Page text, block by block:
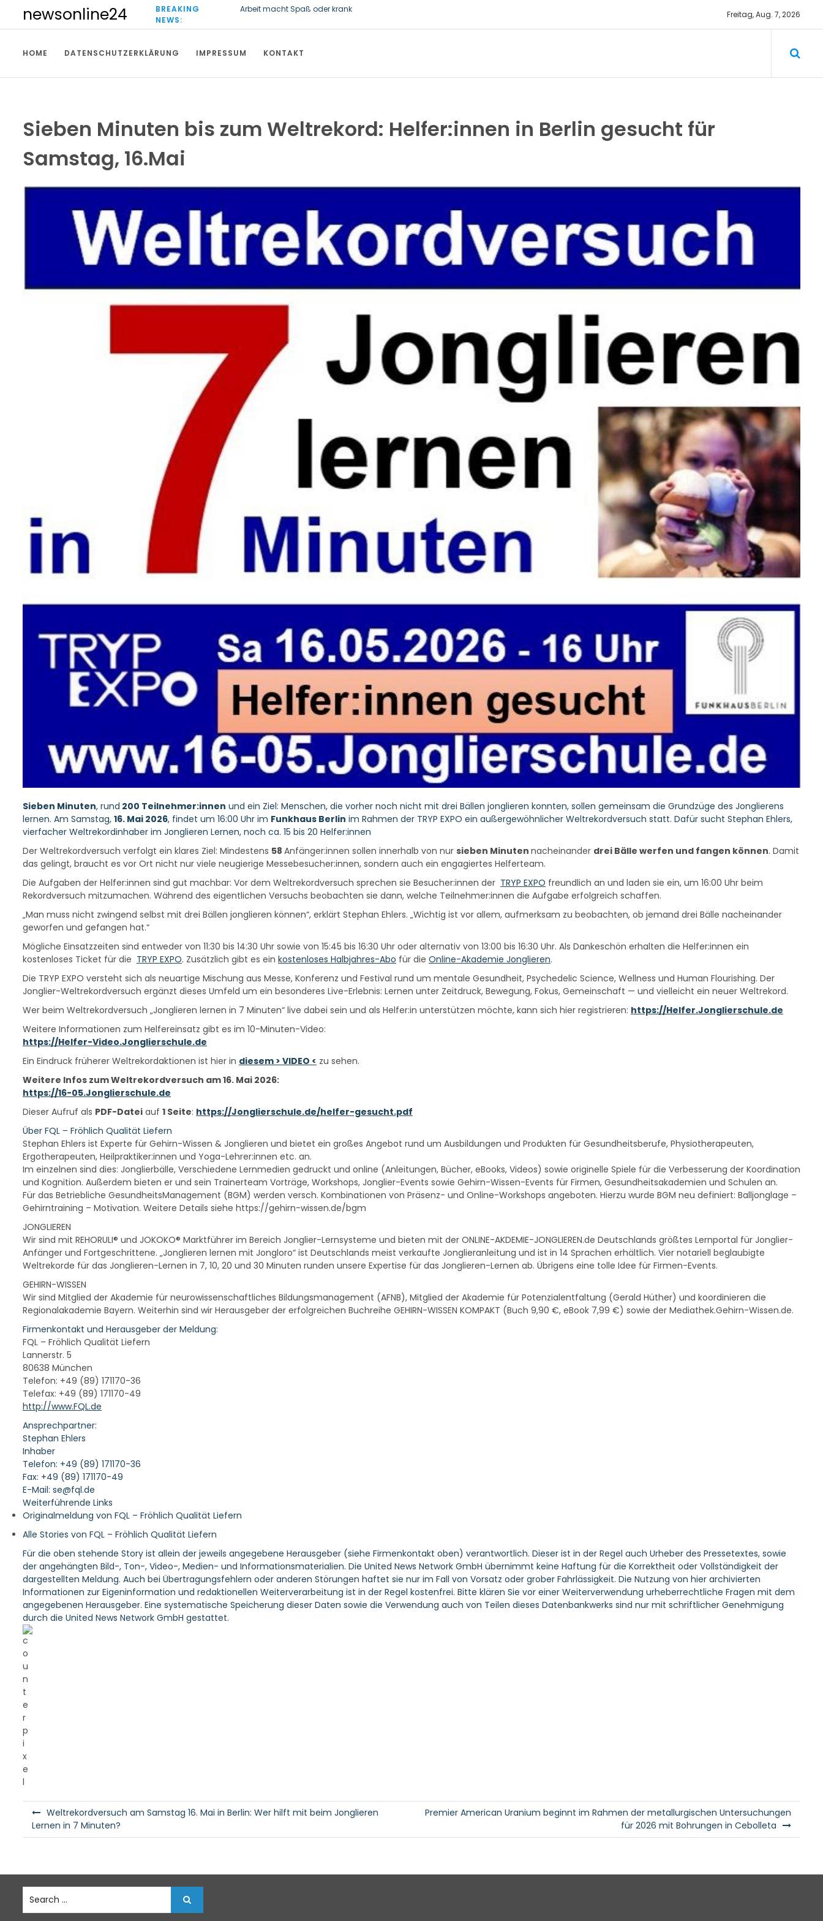
i
newsonline24
BREAKING
NEWS:
Arbeit macht Spaß oder krank
Freiburg
Freitag, Aug. 7, 2026
HOME DATENSCHUTZERKLÄRUNG IMPRESSUM KONTAKT
Sieben Minuten bis zum Weltrekord: Helfer:innen in Berlin gesucht für
Samstag, 16.Mai
Sieben Minuten, rund 200 Teilnehmer:innen und ein Ziel: Menschen, die vorher noch nicht mit drei Bällen jonglieren konnten, sollen gemeinsam die Grundzüge des Jonglierens
lernen. Am Samstag, 16. Mai 2026, findet um 16:00 Uhr im Funkhaus Berlin im Rahmen der TRYP EXPO ein außergewöhnlicher Weltrekordversuch statt. Dafür sucht Stephan Ehlers,
vierfacher Weltrekordinhaber im Jonglieren Lernen, noch ca. 15 bis 20 Helfer:innen
Der Weltrekordversuch verfolgt ein klares Ziel: Mindestens 58 Anfänger:innen sollen innerhalb von nur sieben Minuten nacheinander drei Bälle werfen und fangen können. Damit
das gelingt, braucht es vor Ort nicht nur viele neugierige Messebesucher:innen, sondern auch ein engagiertes Helferteam.
Die Aufgaben der Helfer:innen sind gut machbar: Vor dem Weltrekordversuch sprechen sie Besucher:innen der TRYP EXPO freundlich an und laden sie ein, um 16:00 Uhr beim
Rekordversuch mitzumachen. Während des eigentlichen Versuchs beobachten sie dann, welche Teilnehmer:innen die Aufgabe erfolgreich schaffen.
„Man muss nicht zwingend selbst mit drei Bällen jonglieren können“, erklärt Stephan Ehlers. „Wichtig ist vor allem, aufmerksam zu beobachten, ob jemand drei Bälle nacheinander
geworfen und gefangen hat.“
Mögliche Einsatzzeiten sind entweder von 11:30 bis 14:30 Uhr sowie von 15:45 bis 16:30 Uhr oder alternativ von 13:00 bis 16:30 Uhr. Als Dankeschön erhalten die Helfer:innen ein
kostenloses Ticket für die TRYP EXPO. Zusätzlich gibt es ein kostenloses Halbjahres-Abo für die Online-Akademie Jonglieren.
Die TRYP EXPO versteht sich als neuartige Mischung aus Messe, Konferenz und Festival rund um mentale Gesundheit, Psychedelic Science, Wellness und Human Flourishing. Der
Jonglier-Weltrekordversuch ergänzt dieses Umfeld um ein besonderes Live-Erlebnis: Lernen unter Zeitdruck, Bewegung, Fokus, Gemeinschaft — und vielleicht ein neuer Weltrekord.
Wer beim Weltrekordversuch „Jonglieren lernen in 7 Minuten“ live dabei sein und als Helfer:in unterstützen möchte, kann sich hier registrieren: https://Helfer.Jonglierschule.de
Weitere Informationen zum Helfereinsatz gibt es im 10-Minuten-Video:
https://Helfer-Video.Jonglierschule.de
Ein Eindruck früherer Weltrekordaktionen ist hier in diesem > VIDEO < zu sehen.
Weitere Infos zum Weltrekordversuch am 16. Mai 2026:
https://16-05.Jonglierschule.de
Dieser Aufruf als PDF-Datei auf 1 Seite: https://Jonglierschule.de/helfer-gesucht.pdf
Über FQL – Fröhlich Qualität Liefern
Stephan Ehlers ist Experte für Gehirn-Wissen & Jonglieren und bietet ein großes Angebot rund um Ausbildungen und Produkten für Gesundheitsberufe, Physiotherapeuten,
Ergotherapeuten, Heilpraktiker:innen und Yoga-Lehrer:innen etc. an.
Im einzelnen sind dies: Jonglierbälle, Verschiedene Lernmedien gedruckt und online (Anleitungen, Bücher, eBooks, Videos) sowie originelle Spiele für die Verbesserung der Koordination
und Kognition. Außerdem bieten er und sein Trainerteam Vorträge, Workshops, Jonglier-Events sowie Gehirn-Wissen-Events für Firmen, Gesundheitsakademien und Schulen an.
Für das Betriebliche GesundheitsManagement (BGM) werden versch. Kombinationen von Präsenz- und Online-Workshops angeboten. Hierzu wurde BGM neu definiert: Balljonglage –
Gehirntraining – Motivation. Weitere Details siehe https://gehirn-wissen.de/bgm
JONGLIEREN
Wir sind mit REHORULI® und JOKOKO® Marktführer im Bereich Jonglier-Lernsysteme und bieten mit der ONLINE-AKDEMIE-JONGLIEREN.de Deutschlands größtes Lernportal für Jonglier-
Anfänger und Fortgeschrittene. „Jonglieren lernen mit Jongloro“ ist Deutschlands meist verkaufte Jonglieranleitung und ist in 14 Sprachen erhältlich. Vier notariell beglaubigte
Weltrekorde für das Jonglieren-Lernen in 7, 10, 20 und 30 Minuten runden unsere Expertise für das Jonglieren-Lernen ab. Übrigens eine tolle Idee für Firmen-Events.
GEHIRN-WISSEN
Wir sind Mitglied der Akademie für neurowissenschaftliches Bildungsmanagement (AFNB), Mitglied der Akademie für Potenzialentfaltung (Gerald Hüther) und koordinieren die
Regionalakademie Bayern. Weiterhin sind wir Herausgeber der erfolgreichen Buchreihe GEHIRN-WISSEN KOMPAKT (Buch 9,90 €, eBook 7,99 €) sowie der Mediathek.Gehirn-Wissen.de.
Firmenkontakt und Herausgeber der Meldung:
FQL – Fröhlich Qualität Liefern
Lannerstr. 5
80638 München
Telefon: +49 (89) 171170-36
Telefax: +49 (89) 171170-49
http://www.FQL.de
Ansprechpartner:
Stephan Ehlers
Inhaber
Telefon: +49 (89) 171170-36
Fax: +49 (89) 171170-49
E-Mail: se@fql.de
Weiterführende Links
Originalmeldung von FQL – Fröhlich Qualität Liefern
Alle Stories von FQL – Fröhlich Qualität Liefern
Für die oben stehende Story ist allein der jeweils angegebene Herausgeber (siehe Firmenkontakt oben) verantwortlich. Dieser ist in der Regel auch Urheber des Pressetextes, sowie
der angehängten Bild-, Ton-, Video-, Medien- und Informationsmaterialien. Die United News Network GmbH übernimmt keine Haftung für die Korrektheit oder Vollständigkeit der
dargestellten Meldung. Auch bei Übertragungsfehlern oder anderen Störungen haftet sie nur im Fall von Vorsatz oder grober Fahrlässigkeit. Die Nutzung von hier archivierten
Informationen zur Eigeninformation und redaktionellen Weiterverarbeitung ist in der Regel kostenfrei. Bitte klären Sie vor einer Weiterverwendung urheberrechtliche Fragen mit dem
angegebenen Herausgeber. Eine systematische Speicherung dieser Daten sowie die Verwendung auch von Teilen dieses Datenbankwerks sind nur mit schriftlicher Genehmigung
durch die United News Network GmbH gestattet.
r
a
Weltrekordversuch am Samstag 16. Mai in Berlin: Wer hilft mit beim Jonglieren
Lernen in 7 Minuten?
Premier American Uranium beginnt im Rahmen der metallurgischen Untersuchungen
für 2026 mit Bohrungen in Cebolleta